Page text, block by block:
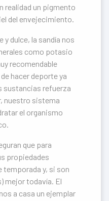
realidad un pigmento
del envejecimiento.
y dulce, la sandía nos
como potasio
recomendable
hacer deporte ya
sustancias refuerza
nuestro sistema
el organismo
que para
propiedades
temporada y, si son
mejor todavía. El
a casa un ejemplar